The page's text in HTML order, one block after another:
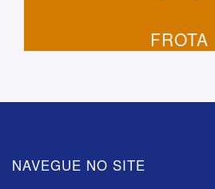
FROTA
NAVEGUE NO SITE